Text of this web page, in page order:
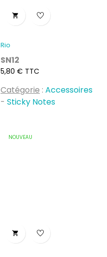

Rio
SN12
Prix
5,80 € TTC
Catégorie : Accessoires
- Sticky Notes
NOUVEAU
